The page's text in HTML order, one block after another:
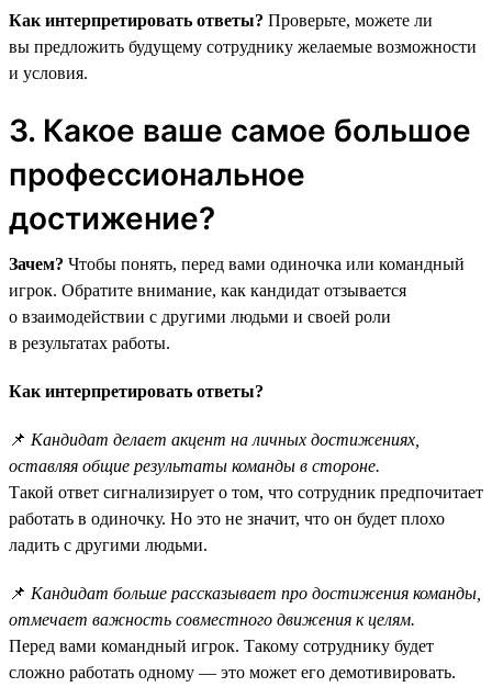
Как интерпретировать ответы? Проверьте, можете ли
вы предложить будущему сотруднику желаемые возможности
и условия.
3. Какое ваше самое большое
профессиональное
достижение?
Зачем? Чтобы понять, перед вами одиночка или командный
игрок. Обратите внимание, как кандидат отзывается
о взаимодействии с другими людьми и своей роли
в результатах работы.
Как интерпретировать ответы?
📌 Кандидат делает акцент на личных достижениях,
оставляя общие результаты команды в стороне.
Такой ответ сигнализирует о том, что сотрудник предпочитает
работать в одиночку. Но это не значит, что он будет плохо
ладить с другими людьми.
📌 Кандидат больше рассказывает про достижения команды,
отмечает важность совместного движения к целям.
Перед вами командный игрок. Такому сотруднику будет
сложно работать одному — это может его демотивировать.